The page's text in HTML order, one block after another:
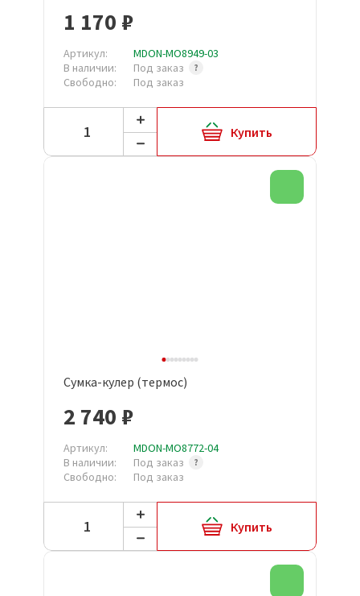
1 170 ₽
Артикул:
MDON-MO8949-03
В наличии:
Под заказ
Свободно:
Под заказ
Купить
Сумка-кулер (термос)
2 740 ₽
Артикул:
MDON-MO8772-04
В наличии:
Под заказ
Свободно:
Под заказ
Купить